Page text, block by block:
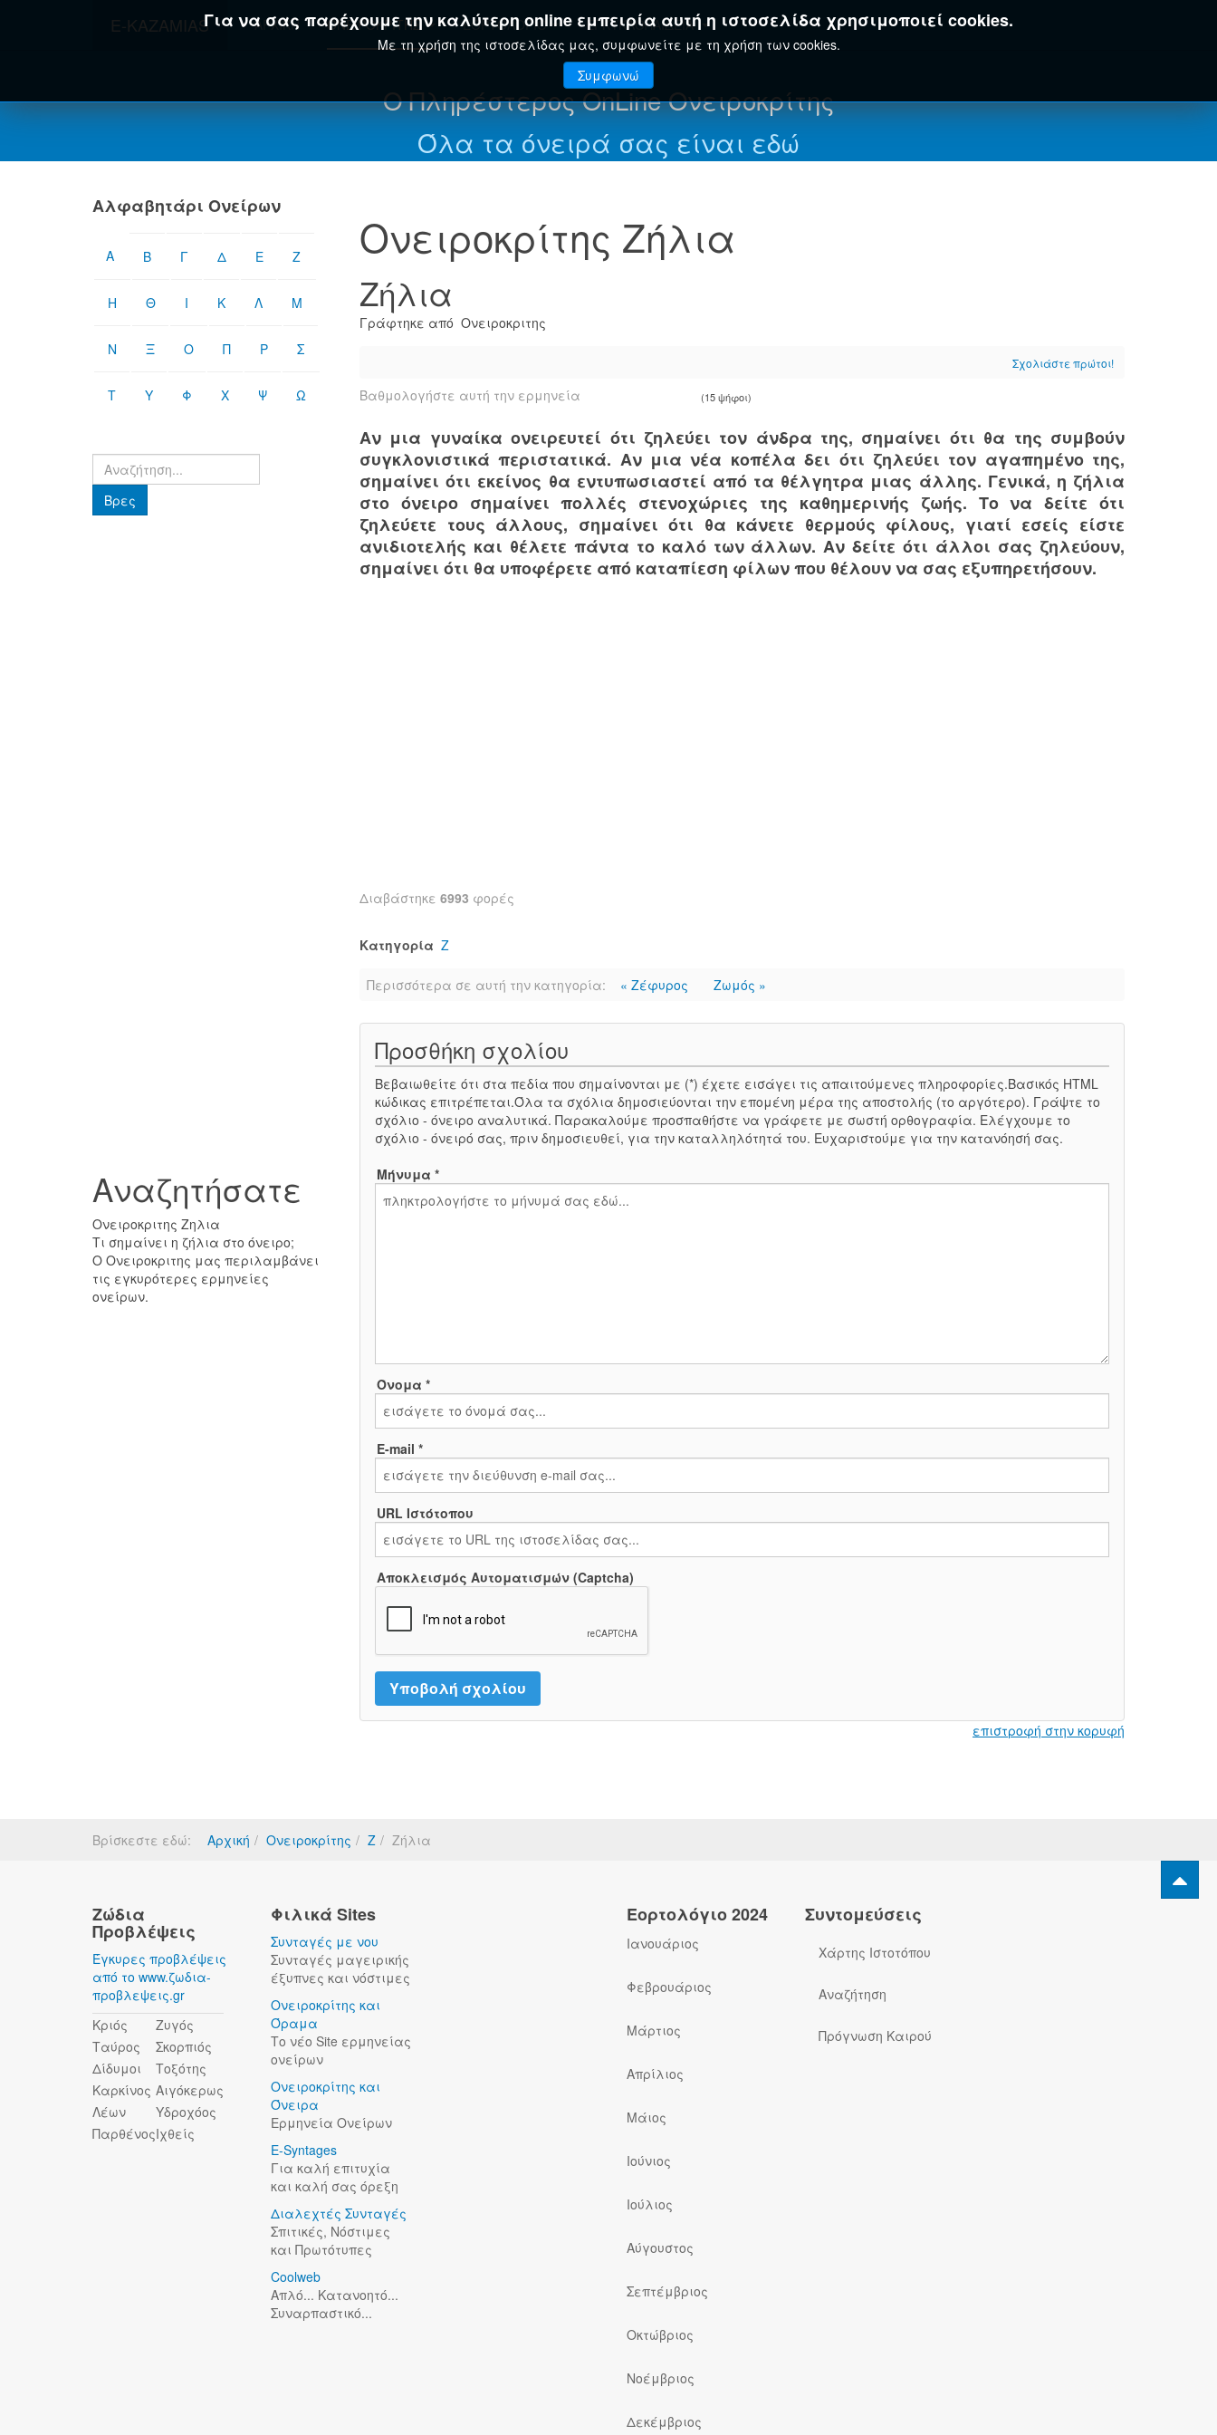
E-KAZAMIASΓια να σας παρέχουμε την καλύτερη online εμπειρία αυτή η ιστοσελίδα χρησιμοποιεί cookies.
Με τη χρήση της ιστοσελίδας μας, συμφωνείτε με τη χρήση των cookies.
Συμφωνώ
ΑΡΧΙΚΉ ΟΝΕΙΡΟΚΡΊΤΗΣ ΕΟΡΤΟΛΌΓΙΟ ΕΓΚΥΚΛΟΠΑΊΔΕΙΑ
Ο Πληρέστερος OnLine Ονειροκρίτης
Όλα τα όνειρά σας είναι εδώ
Ονειροκρίτης Ζήλια
Ζήλια
Γράφτηκε από Ονειροκριτης
Σχολιάστε πρώτοι!
Βαθμολογήστε αυτή την ερμηνεία (15 ψήφοι)
Αν μια γυναίκα ονειρευτεί ότι ζηλεύει τον άνδρα της, σημαίνει ότι θα της συμβούν
συγκλονιστικά περιστατικά. Αν μια νέα κοπέλα δει ότι ζηλεύει τον αγαπημένο της,
σημαίνει ότι εκείνος θα εντυπωσιαστεί από τα θέλγητρα μιας άλλης. Γενικά, η ζήλια
στο όνειρο σημαίνει πολλές στενοχώριες της καθημερινής ζωής. Το να δείτε ότι
ζηλεύετε τους άλλους, σημαίνει ότι θα κάνετε θερμούς φίλους, γιατί εσείς είστε
ανιδιοτελής και θέλετε πάντα το καλό των άλλων. Αν δείτε ότι άλλοι σας ζηλεύουν,
σημαίνει ότι θα υποφέρετε από καταπίεση φίλων που θέλουν να σας εξυπηρετήσουν.
Διαβάστηκε 6993 φορές
Κατηγορία Ζ
Περισσότερα σε αυτή την κατηγορία: « Ζέφυρος Ζωμός »
Προσθήκη σχολίου
Βεβαιωθείτε ότι στα πεδία που σημαίνονται με (*) έχετε εισάγει τις απαιτούμενες πληροφορίες.Βασικός HTML
κώδικας επιτρέπεται.Όλα τα σχόλια δημοσιεύονται την επομένη μέρα της αποστολής (το αργότερο). Γράψτε το
σχόλιο - όνειρο αναλυτικά. Παρακαλούμε προσπαθήστε να γράφετε με σωστή ορθογραφία. Ελέγχουμε το
σχόλιο - όνειρό σας, πριν δημοσιευθεί, για την καταλληλότητά του. Ευχαριστούμε για την κατανόησή σας.
Μήνυμα *
Όνομα *
E-mail *
URL Ιστότοπου
Αποκλεισμός Αυτοματισμών (Captcha)
επιστροφή στην κορυφή
Αλφαβητάρι Ονείρων
Α Β Γ Δ Ε Ζ
Η Θ Ι Κ Λ Μ
Ν Ξ Ο Π Ρ Σ
Τ Υ Φ Χ Ψ Ω
Βρες
Βρες
Αναζητήσατε
Ονειροκριτης Ζηλια
Τι σημαίνει η ζήλια στο όνειρο;
Ο Ονειροκριτης μας περιλαμβάνει
τις εγκυρότερες ερμηνείες
ονείρων.
Βρίσκεστε εδώ: Αρχική Ονειροκρίτης Ζ Ζήλια
Ζώδια
Προβλέψεις
Έγκυρες προβλέψεις
από το www.ζωδια-
προβλεψεις.gr
Κριός
Ταύρος
Δίδυμοι
Καρκίνος
Λέων
Παρθένος
Ζυγός
Σκορπιός
Τοξότης
Αιγόκερως
Υδροχόος
Ιχθείς
Φιλικά Sites
Συνταγές με νου
Συνταγές μαγειρικής
έξυπνες και νόστιμες
Ονειροκρίτης και
Όραμα
Το νέο Site ερμηνείας
ονείρων
Ονειροκρίτης και
Όνειρα
Ερμηνεία Ονείρων
E-Syntages
Για καλή επιτυχία
και καλή σας όρεξη
Διαλεχτές Συνταγές
Σπιτικές, Νόστιμες
και Πρωτότυπες
Coolweb
Απλό... Κατανοητό...
Συναρπαστικό...
Εορτολόγιο 2024
Ιανουάριος
Φεβρουάριος
Μάρτιος
Απρίλιος
Μάιος
Ιούνιος
Ιούλιος
Αύγουστος
Σεπτέμβριος
Οκτώβριος
Νοέμβριος
Δεκέμβριος
Συντομεύσεις
Χάρτης Ιστοτόπου
Αναζήτηση
Πρόγνωση Καιρού